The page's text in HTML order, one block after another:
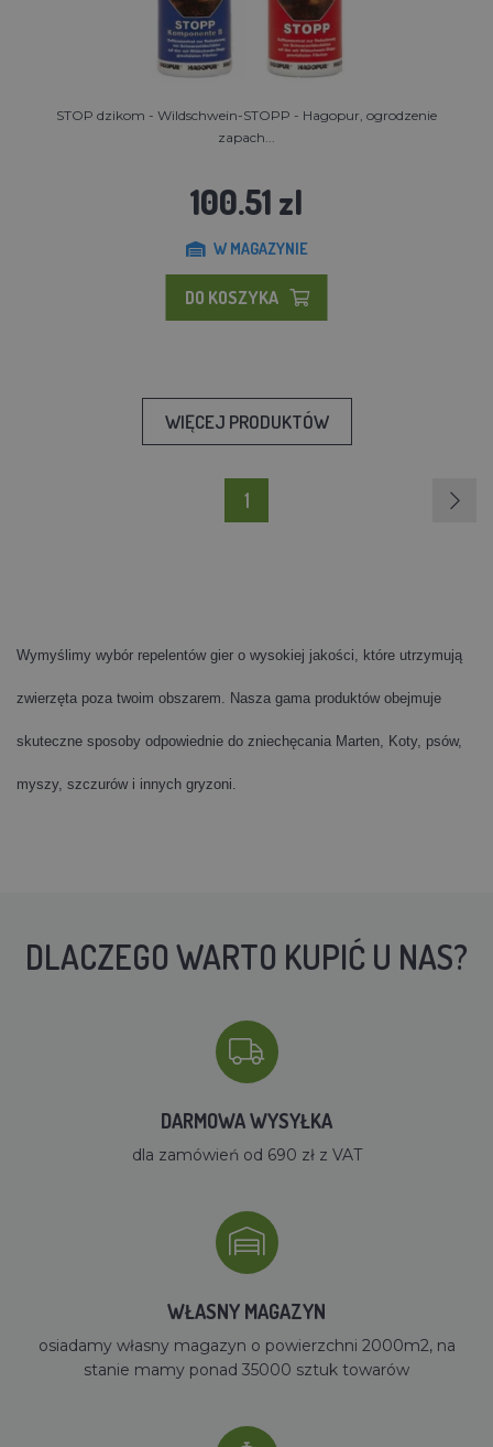
STOP dzikom - Wildschwein-STOPP - Hagopur, ogrodzenie
zapach...
100.51 zl
W MAGAZYNIE
DO KOSZYKA
WIĘCEJ PRODUKTÓW
1
Wymyślimy wybór repelentów gier o wysokiej jakości, które utrzymują
zwierzęta poza twoim obszarem. Nasza gama produktów obejmuje
skuteczne sposoby odpowiednie do zniechęcania Marten, Koty, psów,
myszy, szczurów i innych gryzoni.
DLACZEGO WARTO KUPIĆ U NAS?
DARMOWA WYSYŁKA
dla zamówień od 690 zł z VAT
WŁASNY MAGAZYN
osiadamy własny magazyn o powierzchni 2000m2, na
stanie mamy ponad 35000 sztuk towarów